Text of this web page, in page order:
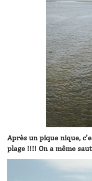
Après un pique nique,
plage !!!! On a même